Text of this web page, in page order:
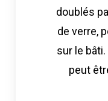
doublés
de verre,
sur le
peut